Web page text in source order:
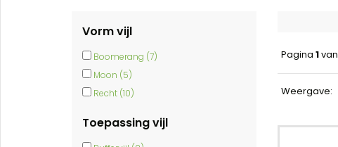
Vorm vijl
Boomerang (7)
Moon (5)
Recht (10)
Toepassing vijl
Pagina 1van
Weergave: